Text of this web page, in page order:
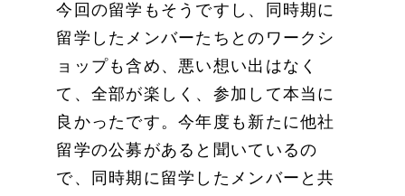
今回の留学もそうですし、同時期に
留学したメンバーたちとのワークシ
ョップも含め、悪い想い出はなく
て、全部が楽しく、参加して本当に
良かったです。今年度も新たに他社
留学の公募があると聞いているの
で、同時期に留学したメンバーと共